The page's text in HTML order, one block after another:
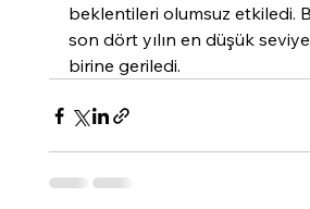
beklentileri olumsuz etkiledi.
son dört yılın en düşük
birine geriledi.